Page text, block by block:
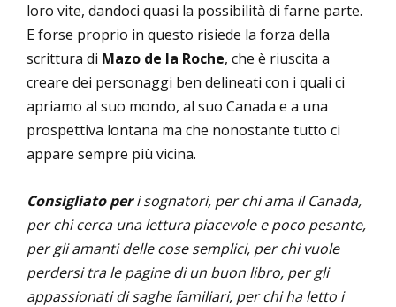
loro vite, dandoci quasi la possibilità di farne parte.
E forse proprio in questo risiede la forza della
scrittura di Mazo de la Roche, che è riuscita a
creare dei personaggi ben delineati con i quali ci
apriamo al suo mondo, al suo Canada e a una
prospettiva lontana ma che nonostante tutto ci
appare sempre più vicina.
Consigliato peri sognatori, per chi ama il Canada,
per chi cerca una lettura piacevole e poco pesante,
per gli amanti delle cose semplici, per chi vuole
perdersi tra le pagine di un buon libro, per gli
appassionati di saghe familiari, per chi ha letto i